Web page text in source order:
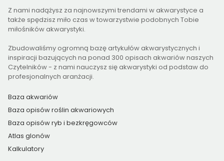
Z nami nadążysz za najnowszymi trendami w akwarystyce a
także spędzisz miło czas w towarzystwie podobnych Tobie
miłośników akwarystyki.
Zbudowaliśmy ogromną bazę artykułów akwarystycznych i
inspiracji bazujących na ponad 300 opisach akwariów naszych
Czytelników - z nami nauczysz się akwarystyki od podstaw do
profesjonalnych aranżacji.
Baza akwariów
Baza opisów roślin akwariowych
Baza opisów ryb i bezkręgowców
Atlas glonów
Kalkulatory